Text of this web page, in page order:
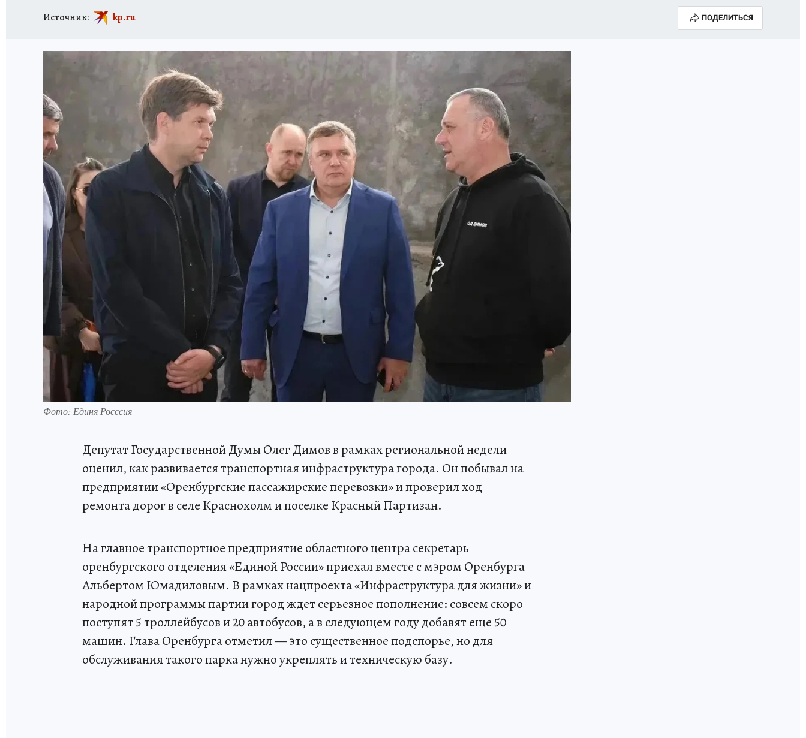
Источник: kp.ru ПОДЕЛИТЬСЯ
Фото: Единя Росссия
Депутат Государственной Думы Олег Димов в рамках региональной недели
оценил, как развивается транспортная инфраструктура города. Он побывал на
предприятии «Оренбургские пассажирские перевозки» и проверил ход
ремонта дорог в селе Краснохолм и поселке Красный Партизан.
На главное транспортное предприятие областного центра секретарь
оренбургского отделения «Единой России» приехал вместе с мэром Оренбурга
Альбертом Юмадиловым. В рамках нацпроекта «Инфраструктура для жизни» и
народной программы партии город ждет серьезное пополнение: совсем скоро
поступят 5 троллейбусов и 20 автобусов, а в следующем году добавят еще 50
машин. Глава Оренбурга отметил — это существенное подспорье, но для
обслуживания такого парка нужно укреплять и техническую базу.